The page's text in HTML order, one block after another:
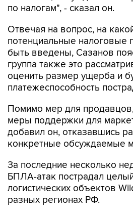
Отвечая на вопрос, на
быть введены, Сазанов
группа также это
оценить размер ущерба и
платежеспособность
Помимо мер для продавцов,
добавил он, отказавшись
конкретные обсуждаемые
За последние несколько
логистических объектов
разных регионах РФ.
Ранее вице-премьер